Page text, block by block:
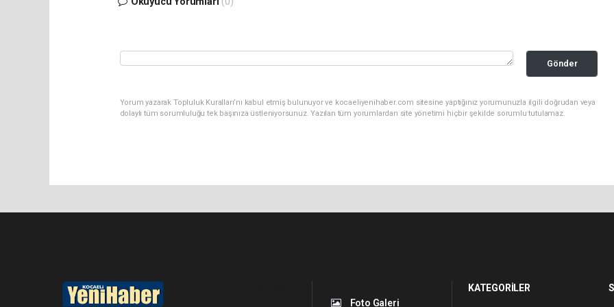
Gönder
Yorum yazarak Topluluk Kuralları’nı kabul etmiş bulunuyor ve kocaeliyenihaber.com sitesine yaptığınız yorumunuzla ilgili doğrudan veya
dolaylı tüm sorumluluğu tek başınıza üstleniyorsunuz. Yazılan tüm yorumlardan site yönetimi hiçbir şekilde sorumlu tutulamaz.
Foto Galeri
KATEGORİLER